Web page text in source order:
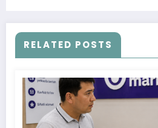
RELATED POSTS